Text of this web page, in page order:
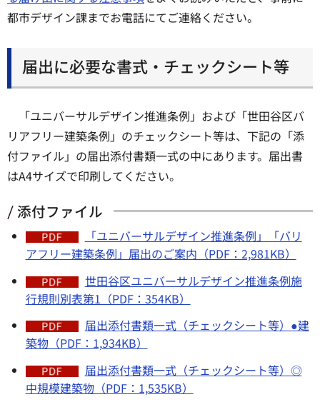
都市デザイン課までお電話にてご連絡ください。
届出に必要な書式・チェックシート等
「ユニバーサルデザイン推進条例」および「世田谷区バ
リアフリー建築条例」のチェックシート等は、下記の「添
付ファイル」の届出添付書類一式の中にあります。届出書
はA4サイズで印刷してください。
添付ファイル
「ユニバーサルデザイン推進条例」「バリ
アフリー建築条例」届出のご案内（PDF：2,981KB）
世田谷区ユニバーサルデザイン推進条例施
行規則別表第1（PDF：354KB）
届出添付書類一式（チェックシート等）●建
築物（PDF：1,934KB）
届出添付書類一式（チェックシート等）◎
中規模建築物（PDF：1,535KB）